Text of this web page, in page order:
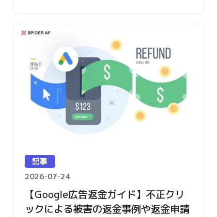
記事
2026-07-24
【Google広告返金ガイド】不正クリ
ックによる被害の返金事例や返金申請